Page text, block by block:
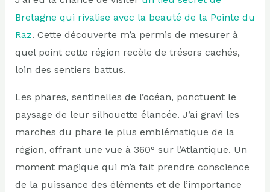
Bretagne qui rivalise avec la beauté de la Pointe du
Raz. Cette découverte m’a permis de mesurer à
quel point cette région recèle de trésors cachés,
loin des sentiers battus.
Les phares, sentinelles de l’océan, ponctuent le
paysage de leur silhouette élancée. J’ai gravi les
marches du phare le plus emblématique de la
région, offrant une vue à 360° sur l’Atlantique. Un
moment magique qui m’a fait prendre conscience
de la puissance des éléments et de l’importance